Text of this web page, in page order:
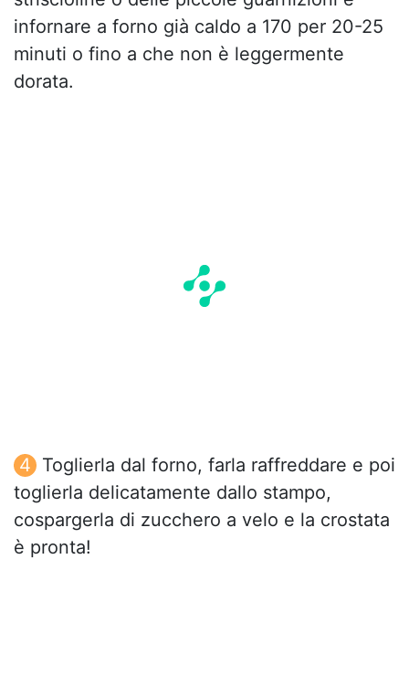
infornare a forno già caldo a 170 per 20-25
minuti o fino a che non è leggermente
dorata.
Toglierla dal forno, farla raffreddare e poi
toglierla delicatamente dallo stampo,
cospargerla di zucchero a velo e la crostata
è pronta!